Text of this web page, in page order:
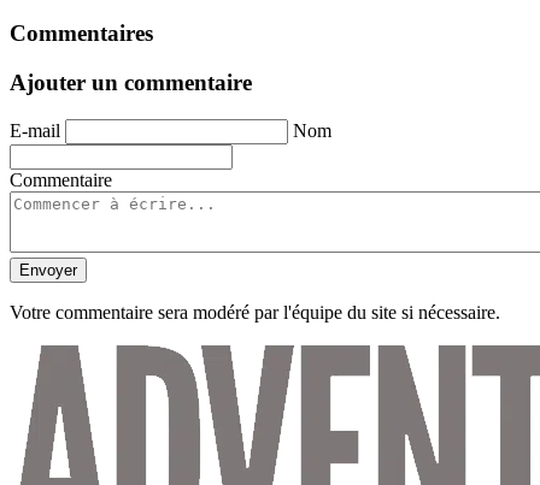
Commentaires
Ajouter un commentaire
E-mail Nom
Commentaire
Envoyer
Votre commentaire sera modéré par l'équipe du site si nécessaire.